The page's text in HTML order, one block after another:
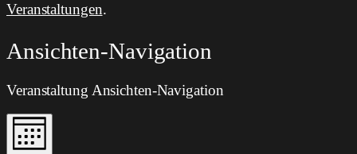
Veranstaltungen.
Ansichten-Navigation
Veranstaltung Ansichten-Navigation